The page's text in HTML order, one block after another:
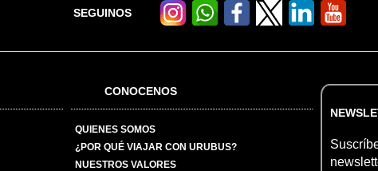
SEGUINOS
CONOCENOS
QUIENES SOMOS
¿POR QUÉ VIAJAR CON URUBUS?
NUESTROS VALORES